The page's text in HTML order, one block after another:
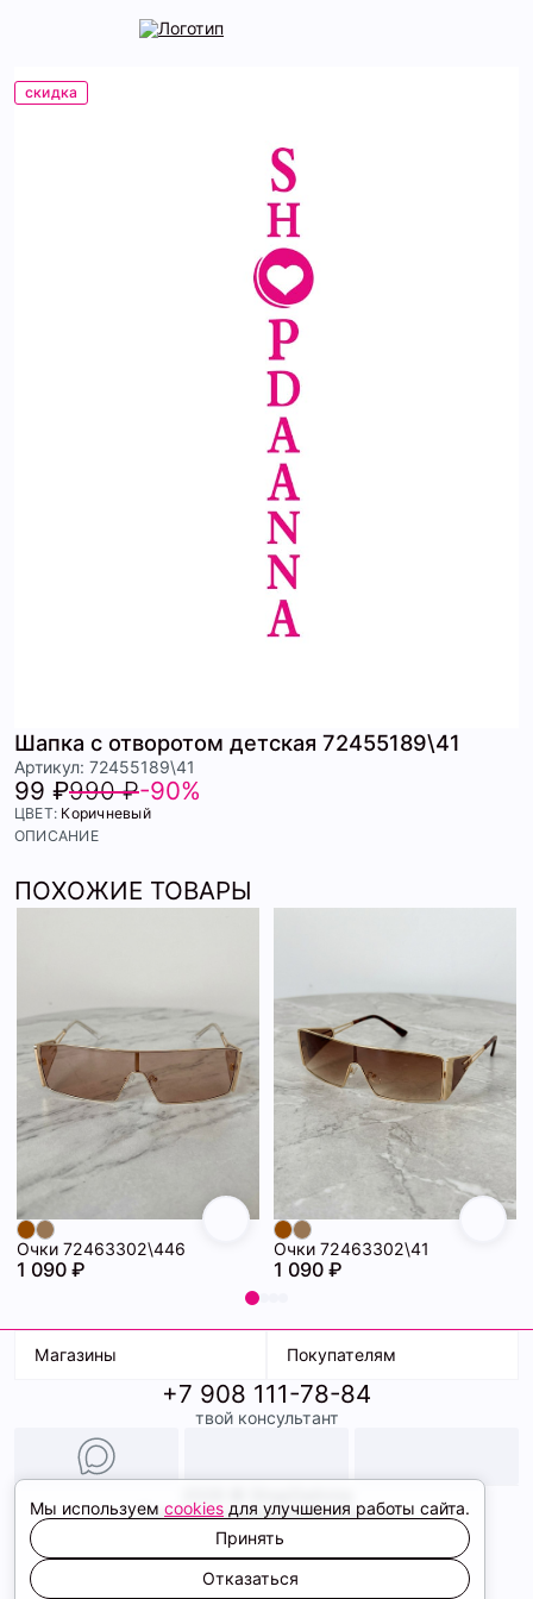
скидка
Шапка с отворотом детская 72455189\41
Артикул: 72455189\41
99 ₽990 ₽-90%
ЦВЕТ: Коричневый
ОПИСАНИЕ
ПОХОЖИЕ ТОВАРЫ
Очки 72463302\446
1 090 ₽
Очки 72463302\41
1 090 ₽
Магазины
ТК Терминал
ТРК Континент
Покупателям
Доставка
Условия оплаты
Образы
+7 908 111-78-84
твой консультант
Политика конфиденциальности
Соглашение cookie
Сайт создали
Мы используем cookies для улучшения работы сайта.
Принять
Отказаться